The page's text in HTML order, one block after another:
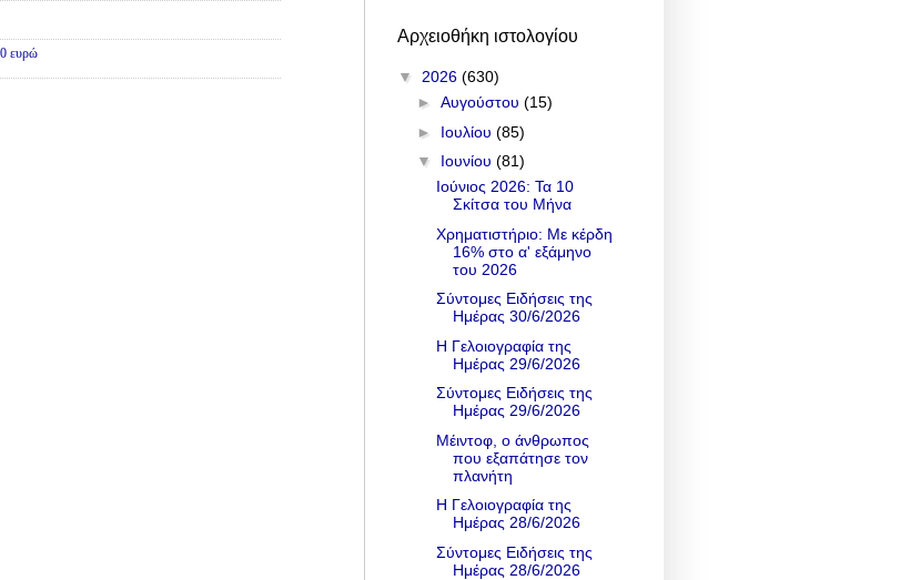
ευρώ
Αρχειοθήκη ιστολογίου
▼ 2026 (630)
► Αυγούστου (15)
► Ιουλίου (85)
▼ Ιουνίου (81)
Ιούνιος 2026: Τα 10
Σκίτσα του Μήνα
Χρηματιστήριο: Με κέρδη
16% στο α' εξάμηνο
του 2026
Σύντομες Ειδήσεις της
Ημέρας 30/6/2026
Η Γελοιογραφία της
Ημέρας 29/6/2026
Σύντομες Ειδήσεις της
Ημέρας 29/6/2026
Μέιντοφ, ο άνθρωπος
που εξαπάτησε τον
πλανήτη
Η Γελοιογραφία της
Ημέρας 28/6/2026
Σύντομες Ειδήσεις της
Ημέρας 28/6/2026